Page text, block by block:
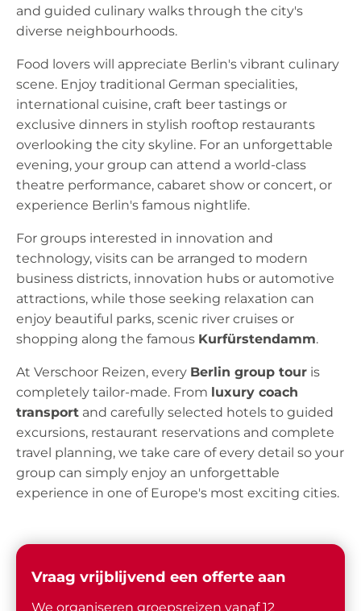
and guided culinary walks through the city's
diverse neighbourhoods.
Food lovers will appreciate Berlin's vibrant culinary
scene. Enjoy traditional German specialities,
international cuisine, craft beer tastings or
exclusive dinners in stylish rooftop restaurants
overlooking the city skyline. For an unforgettable
evening, your group can attend a world-class
theatre performance, cabaret show or concert, or
experience Berlin's famous nightlife.
For groups interested in innovation and
technology, visits can be arranged to modern
business districts, innovation hubs or automotive
attractions, while those seeking relaxation can
enjoy beautiful parks, scenic river cruises or
shopping along the famous Kurfürstendamm.
At Verschoor Reizen, every Berlin group tour is
completely tailor-made. From luxury coach
transport and carefully selected hotels to guided
excursions, restaurant reservations and complete
travel planning, we take care of every detail so your
group can simply enjoy an unforgettable
experience in one of Europe's most exciting cities.
Vraag vrijblijvend een offerte aan
We organiseren groepsreizen vanaf 12